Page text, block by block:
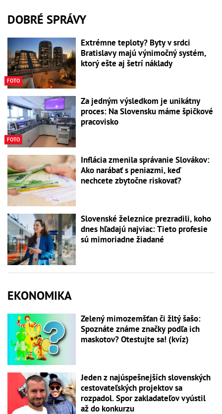
DOBRÉ SPRÁVY
FOTO
Extrémne teploty? Byty v srdci
Bratislavy majú výnimočný systém,
ktorý ešte aj šetrí náklady
FOTO
Za jedným výsledkom je unikátny
proces: Na Slovensku máme špičkové
pracovisko
Inflácia zmenila správanie Slovákov:
Ako narábať s peniazmi, keď
nechcete zbytočne riskovať?
Slovenské železnice prezradili, koho
dnes hľadajú najviac: Tieto profesie
sú mimoriadne žiadané
EKONOMIKA
Zelený mimozemšťan či žltý šašo:
Spoznáte známe značky podľa ich
maskotov? Otestujte sa! (kvíz)
Jeden z najúspešnejších slovenských
cestovateľských projektov sa
rozpadol. Spor zakladateľov vyústil
až do konkurzu